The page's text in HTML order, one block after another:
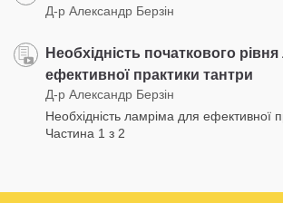
Д-р Александр Берзін
Необхідність початкового
ефективної практики тантри
Д-р Александр Берзін
Необхідність ламріма для ефективної
Частина 1 з 2